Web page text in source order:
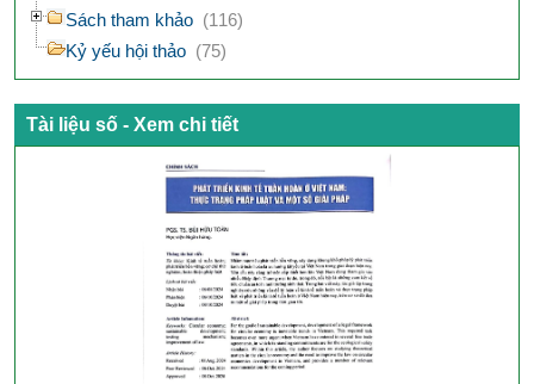
Sách tham khảo (116)
Kỷ yếu hội thảo (75)
Tài liệu số - Xem chi tiết